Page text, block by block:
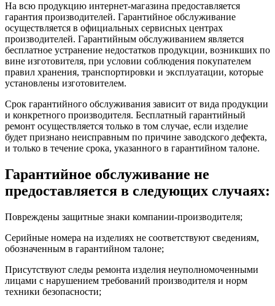
На всю продукцию интернет-магазина предоставляется
гарантия производителей. Гарантийное обслуживание
осуществляется в официальных сервисных центрах
производителей. Гарантийным обслуживанием является
бесплатное устранение недостатков продукции, возникших по
вине изготовителя, при условии соблюдения покупателем
правил хранения, транспортировки и эксплуатации, которые
установлены изготовителем.
Срок гарантийного обслуживания зависит от вида продукции
и конкретного производителя. Бесплатный гарантийный
ремонт осуществляется только в том случае, если изделие
будет признано неисправным по причине заводского дефекта,
и только в течение срока, указанного в гарантийном талоне.
Гарантийное обслуживание не
предоставляется в следующих случаях:
Повреждены защитные знаки компании-производителя;
Серийные номера на изделиях не соответствуют сведениям,
обозначенным в гарантийном талоне;
Присутствуют следы ремонта изделия неуполномоченными
лицами с нарушением требований производителя и норм
техники безопасности;